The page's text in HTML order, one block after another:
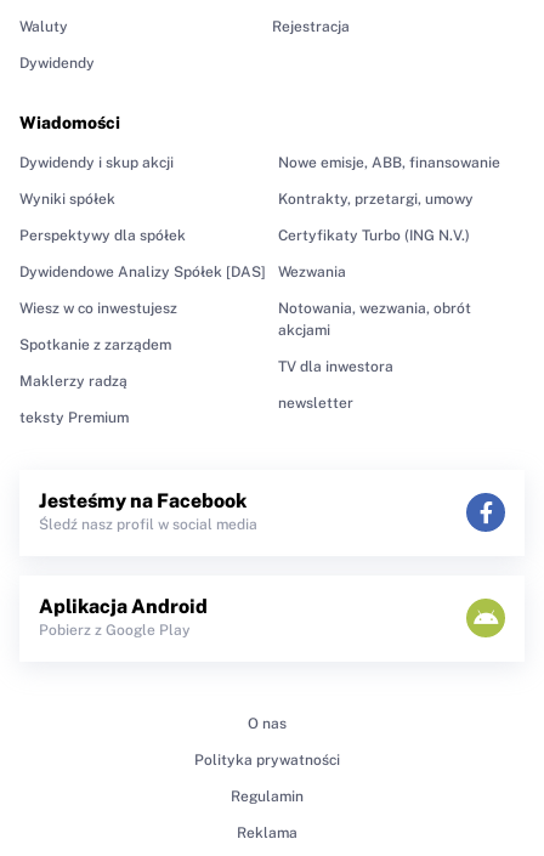
Waluty
Dywidendy
Wiadomości
Dywidendy i skup akcji
Wyniki spółek
Perspektywy dla spółek
Dywidendowe Analizy Spółek [DAS]
Wiesz w co inwestujesz
Spotkanie z zarządem
Maklerzy radzą
teksty Premium
Nowe emisje, ABB, finansowanie
Kontrakty, przetargi, umowy
Certyfikaty Turbo (ING N.V.)
Wezwania
Notowania, wezwania, obrót
akcjami
TV dla inwestora
newsletter
Rejestracja
Jesteśmy na Facebook
Śledź nasz profil w social media
Aplikacja Android
Pobierz z Google Play
O nas
Polityka prywatności
Regulamin
Reklama